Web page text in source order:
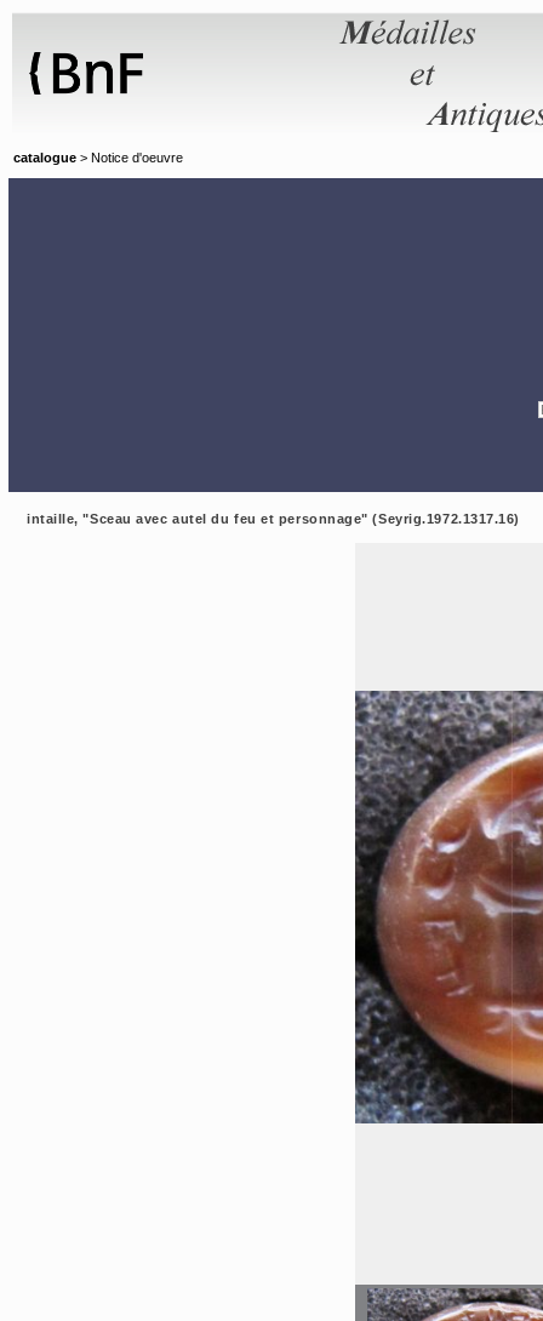
catalogue > Notice d'oeuvre
intaille, "Sceau avec autel du feu et personnage" (Seyrig.1972.1317.16)